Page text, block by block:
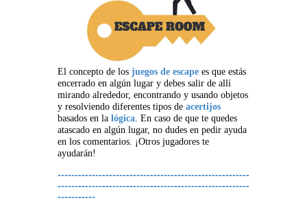
El concepto de los juegos de escape es que estás
encerrado en algún lugar y debes salir de allí
mirando alrededor, encontrando y usando objetos
y resolviendo diferentes tipos de acertijos
basados en la lógica. En caso de que te quedes
atascado en algún lugar, no dudes en pedir ayuda
en los comentarios. ¡Otros jugadores te
ayudarán!
--------------------------------------------------------
--------------------------------------------------------
-----------